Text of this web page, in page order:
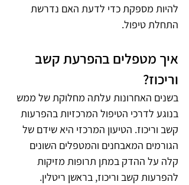
להיות מספקת כדי לדעת האם נדרשת
התחלת טיפול.
איך מטפלים בהפרעת קשב
וריכוז?
בשנים האחרונות עלתה מחלוקת של ממש
בנוגע לדרכי הטיפול המרכזיות בהפרעות
קשב וריכוז. הטיעון המרכזי היא שידם של
הגורמים המאבחנים והמטפלים השונים
קלה על ההדק במתן תרופות מזיקות
להפרעות קשב וריכוז, בראשן ריטלין.